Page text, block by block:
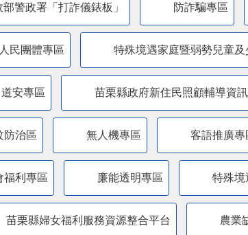
部警政署「打詐儀錶板」 防詐騙專區
人民團體專區 特殊境遇家庭暨弱勢兒童
道安專區 苗栗縣政府新住民照顧輔導資
防治區 無人機專區 客語推廣專
福利專區 廉能透明專區 特殊境
苗栗縣婦女福利服務資源整合平台 農業